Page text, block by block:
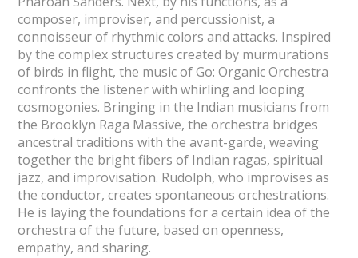
composer, improviser, and percussionist, a
connoisseur of rhythmic colors and attacks. Inspired
by the complex structures created by murmurations
of birds in flight, the music of Go: Organic Orchestra
confronts the listener with whirling and looping
cosmogonies. Bringing in the Indian musicians from
the Brooklyn Raga Massive, the orchestra bridges
ancestral traditions with the avant-garde, weaving
together the bright fibers of Indian ragas, spiritual
jazz, and improvisation. Rudolph, who improvises as
the conductor, creates spontaneous orchestrations.
He is laying the foundations for a certain idea of the
orchestra of the future, based on openness,
empathy, and sharing.